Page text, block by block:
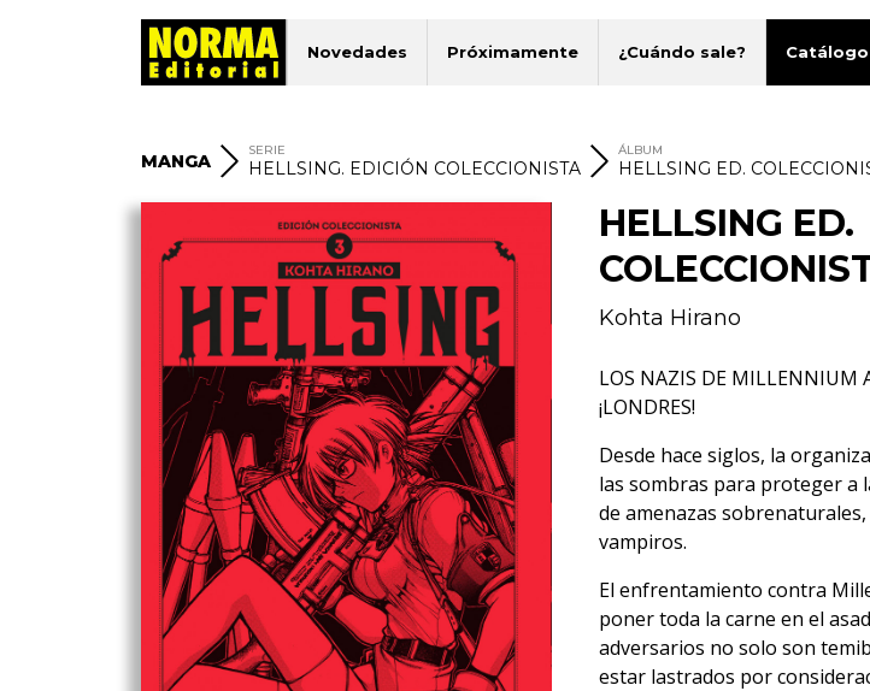
Novedades Próximamente ¿Cuándo sale? Catálogo
MANGA
SERIE
HELLSING. EDICIÓN COLECCIONISTA
ÁLBUM
HELLSING ED.
HELLSING ED.
Kohta Hirano
LOS NAZIS DE MILLENNIUM
¡LONDRES!
Desde hace siglos, la
las sombras para proteger a
de amenazas
vampiros.
El enfrentamiento contra
poner toda la carne en el
adversarios no solo son
estar lastrados por